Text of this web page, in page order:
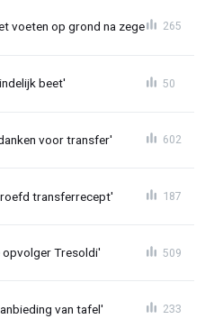
voeten op grond na zege 265
beet' 50
voor transfer' 602
transferrecept' 187
opvolger Tresoldi' 509
van tafel' 233